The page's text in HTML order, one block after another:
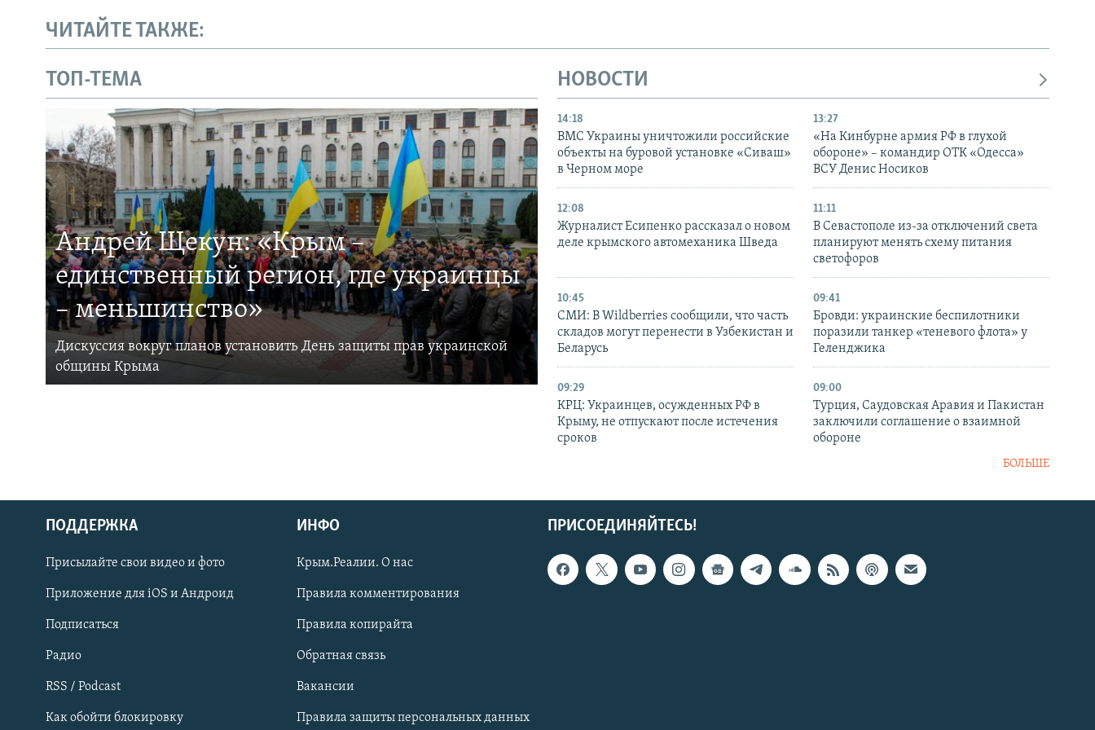
Українською
Qırımtatar
ПРИСОЕДИНЯЙТЕСЬ!
ЧИТАЙТЕ ТАКЖЕ:
ТОП-ТЕМА
Андрей Щекун: «Крым –
единственный регион, где украинцы
– меньшинство»
Дискуссия вокруг планов установить День защиты прав украинской
общины Крыма
НОВОСТИ
14:18
ВМС Украины уничтожили российские
объекты на буровой установке «Сиваш»
в Черном море
13:27
«На Кинбурне армия РФ в глухой
обороне» – командир ОТК «Одесса»
ВСУ Денис Носиков
12:08
Журналист Есипенко рассказал о новом
деле крымского автомеханика Шведа
11:11
В Севастополе из-за отключений света
планируют менять схему питания
светофоров
10:45
СМИ: В Wildberries сообщили, что часть
складов могут перенести в Узбекистан и
Беларусь
09:41
Бровди: украинские беспилотники
поразили танкер «теневого флота» у
Геленджика
09:29
КРЦ: Украинцев, осужденных РФ в
Крыму, не отпускают после истечения
сроков
09:00
Турция, Саудовская Аравия и Пакистан
заключили соглашение о взаимной
обороне
БОЛЬШЕ
ПРИСОЕДИНЯЙТЕСЬ!
ПОДДЕРЖКА
Присылайте свои видео и фото
Приложение для iOS и Андроид
Подписаться
Радио
RSS / Podcast
Как обойти блокировку
ИНФО
Крым.Реалии. О нас
Правила комментирования
Правила копирайта
Обратная связь
Вакансии
Правила защиты персональных данных